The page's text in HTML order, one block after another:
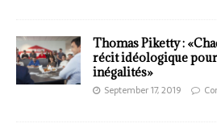
Thomas Piketty :
récit idéologique
inégalités»
September 17, 2019